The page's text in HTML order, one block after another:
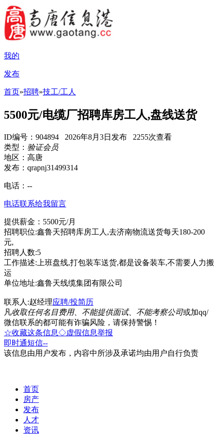
我的
发布
首页»招聘»技工/工人
5500元/电缆厂招聘库房工人,盘线送货
ID编号：904894 2026年8月3日发布 2255次查看
类型： 验证会员
地区：高唐
发布：qrapnj31499314
电话： --
电话联系给我留言
提供薪金：5500元/月
招聘职位:鑫鲁天招聘库房工人,去济南物流送货每天180-200
元,
招聘人数:5
工作描述:上班盘线,打包装车送货,都是设备装车,不需要人力搬
运
单位地址:鑫鲁天线缆集团有限公司
联系人:赵经理应聘/投简历
凡收取任何名目费用、不能提供面试、不能考察公司或加qq/
微信联系的都可能有诈骗风险，请保持警惕！
☆收藏这条信息◇虚假信息举报
即时通短信--
该信息由用户发布，内容中所涉及承诺均由用户自行负责
首页
房产
发布
人才
资讯